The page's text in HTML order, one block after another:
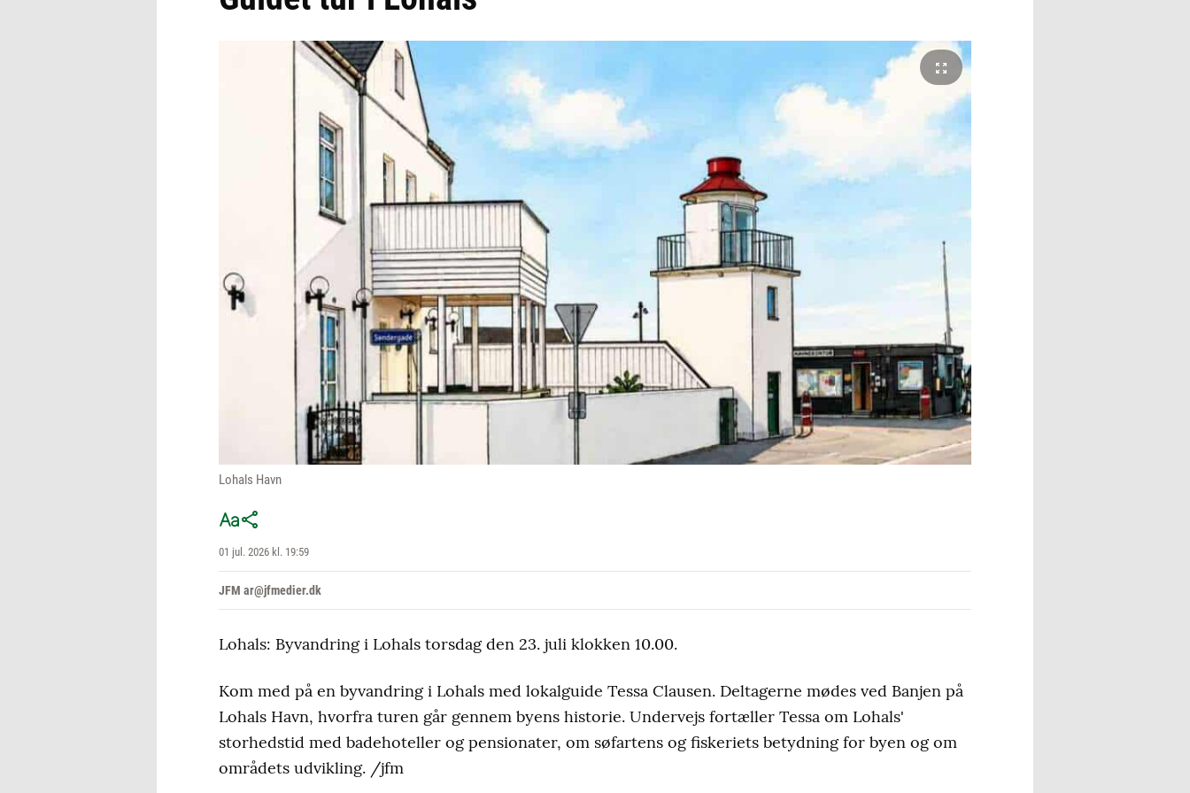
Lohals Havn
01 jul. 2026 kl. 19:59
JFM ar@jfmedier.dk
Lohals: Byvandring i Lohals torsdag den 23. juli klokken 10.00.
Kom med på en byvandring i Lohals med lokalguide Tessa Clausen. Deltagerne mødes ved Banjen på
Lohals Havn, hvorfra turen går gennem byens historie. Undervejs fortæller Tessa om Lohals'
storhedstid med badehoteller og pensionater, om søfartens og fiskeriets betydning for byen og om
områdets udvikling. /jfm